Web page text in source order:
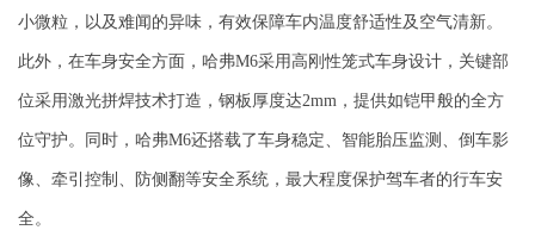
小微粒，以及难闻的异味，有效保障车内温度舒适性及空气清新。
此外，在车身安全方面，哈弗M6采用高刚性笼式车身设计，关键部
位采用激光拼焊技术打造，钢板厚度达2mm ，提供如铠甲般的全方
位守护。同时，哈弗M6还搭载了车身稳定、智能胎压监测、倒车影
像、牵引控制、防侧翻等安全系统，最大程度保护驾车者的行车安
全。